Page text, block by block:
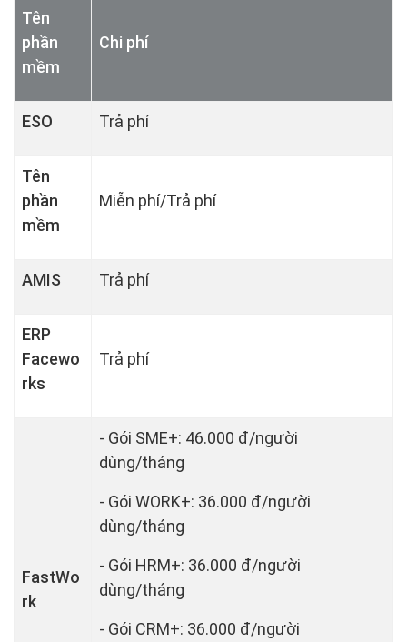
Tên
phần
mềm
Chi phí
ESO Trả phí
Tên
phần
mềm
Miễn phí/Trả phí
AMIS Trả phí
ERP
Facewo
rks
Trả phí
FastWo
rk
- Gói SME+: 46.000 đ/người
dùng/tháng
- Gói WORK+: 36.000 đ/người
dùng/tháng
- Gói HRM+: 36.000 đ/người
dùng/tháng
- Gói CRM+: 36.000 đ/người